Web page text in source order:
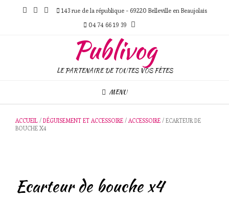
143 rue de la république - 69220 Belleville en Beaujolais
04 74 66 19 39
Publivog
LE PARTENAIRE DE TOUTES VOS FÊTES
MENU
ACCUEIL / DÉGUISEMENT ET ACCESSOIRE / ACCESSOIRE / ECARTEUR DE
BOUCHE X4
Ecarteur de bouche x4